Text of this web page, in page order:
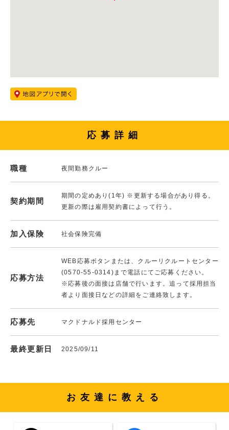
応募詳細
職種 夜間勤務クルー
契約期間
期間の定めあり(1年) ※更新する場合があり得る。
更新の際は雇用契約書によって行う。
加入保険 社会保険完備
応募方法
WEB応募ボタンまたは、クルーリクルートセンター
(0570-55-0314)まで電話にてご応募ください。
※応募後の面接は店舗で行います。追って採用担当
者より面接日などの詳細をご連絡致します。
応募先 マクドナルド採用センター
最終更新日 2025/09/11
お友達に教える